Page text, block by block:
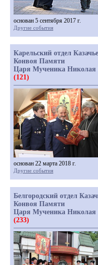
основан 5 сентября 2017 г.
Другие события
Карельский отдел
Конвоя Памяти
Царя Мученика Николая
(121)
основан 22 марта 2018 г.
Другие события
Белгородский отдел
Конвоя Памяти
Царя Мученика Николая
(233)